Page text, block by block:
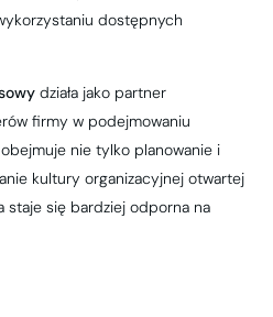
dostępnych
działa jako partner
firmy w podejmowaniu
nie tylko planowanie i
kultury organizacyjnej otwartej
staje się bardziej odporna na